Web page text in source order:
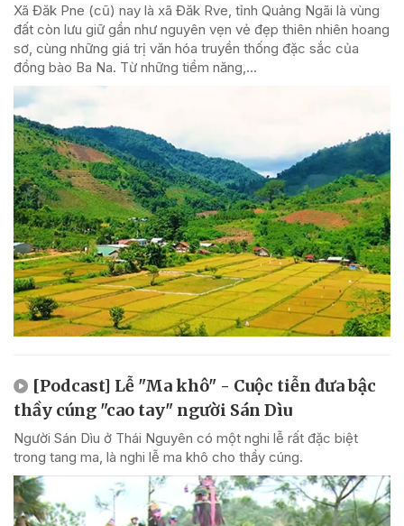
Xã Đăk Pne (cũ) nay là xã Đăk Rve, tỉnh Quảng Ngãi là vùng
đất còn lưu giữ gần như nguyên vẹn vẻ đẹp thiên nhiên hoang
sơ, cùng những giá trị văn hóa truyền thống đặc sắc của
đồng bào Ba Na. Từ những tiềm năng,...
[Podcast] Lễ "Ma khô" - Cuộc tiễn đưa bậc
thầy cúng "cao tay" người Sán Dìu
Người Sán Dìu ở Thái Nguyên có một nghi lễ rất đặc biệt
trong tang ma, là nghi lễ ma khô cho thầy cúng.